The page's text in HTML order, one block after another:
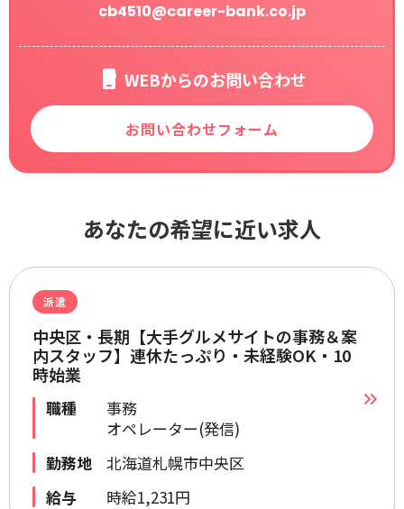
cb4510@career-bank.co.jp
WEBからのお問い合わせ
お問い合わせフォーム
あなたの希望に近い求人
派遣
中央区・長期【大手グルメサイトの事務＆案
内スタッフ】連休たっぷり・未経験OK・10
時始業
職種
事務
オペレーター(発信)
勤務地
北海道札幌市中央区
給与
時給1,231円